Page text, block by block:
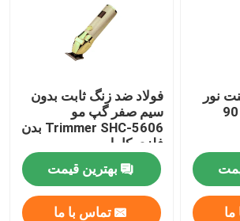
نور
موهای بدون سیم 90
فولاد ضد زنگ ثابت بدون
سیم صفر گپ مو
Trimmer SHC-5606 بدن
فلزی کامل
بهترین قیمت
تماس با ما